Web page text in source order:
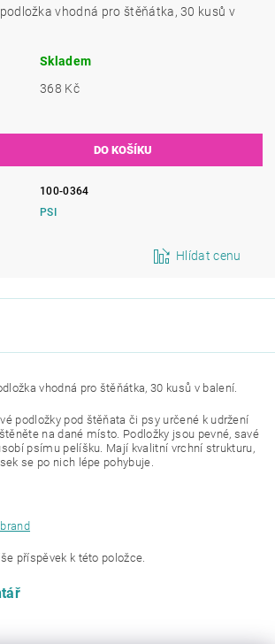
vhodná pro štěňátka, 30 kusů v
Skladem
368 Kč
100-0364
PSI
Hlídat cenu
vhodná pro štěňátka, 30 kusů v balení.
podložky pod štěňata či psy určené k udržení
na dané místo. Podložky jsou pevné, savé
psímu pelíšku. Mají kvalitní vrchní strukturu,
se po nich lépe pohybuje.
příspěvek k této položce.